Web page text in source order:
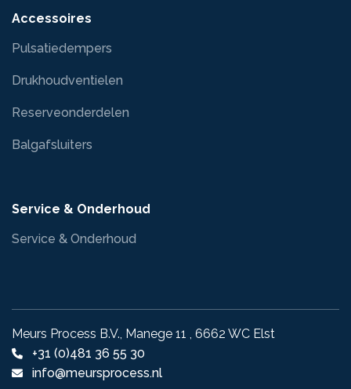
Accessoires
Pulsatiedempers
Drukhoudventielen
Reserveonderdelen
Balgafsluiters
Service & Onderhoud
Service & Onderhoud
Meurs Process B.V., Manege 11 , 6662 WC Elst
+31 (0)481 36 55 30
info@meursprocess.nl